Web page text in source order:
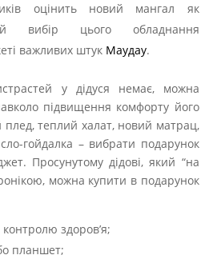
оцінить новий мангал як
вибір цього обладнання
важливих штук Маудау.
у дідуся немає, можна
підвищення комфорту його
плед, теплий халат, новий матрац,
гойдалка – вибрати подарунок
Просунутому дідові, який “на
можна купити в подарунок
здоров’я;
планшет;